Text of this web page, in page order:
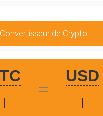
Convertisseur de Crypto